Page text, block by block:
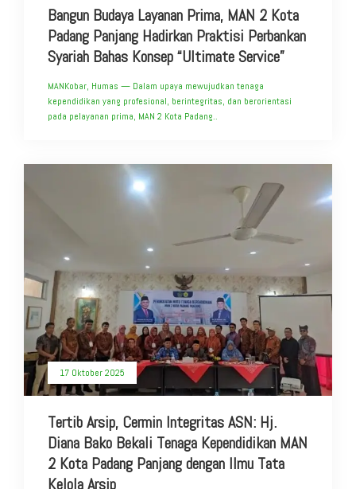
Bangun Budaya Layanan Prima, MAN 2 Kota
Padang Panjang Hadirkan Praktisi Perbankan
Syariah Bahas Konsep “Ultimate Service”
MANKobar, Humas — Dalam upaya mewujudkan tenaga
kependidikan yang profesional, berintegritas, dan berorientasi
pada pelayanan prima, MAN 2 Kota Padang..
17 Oktober 2025
Tertib Arsip, Cermin Integritas ASN: Hj.
Diana Bako Bekali Tenaga Kependidikan MAN
2 Kota Padang Panjang dengan Ilmu Tata
Kelola Arsip